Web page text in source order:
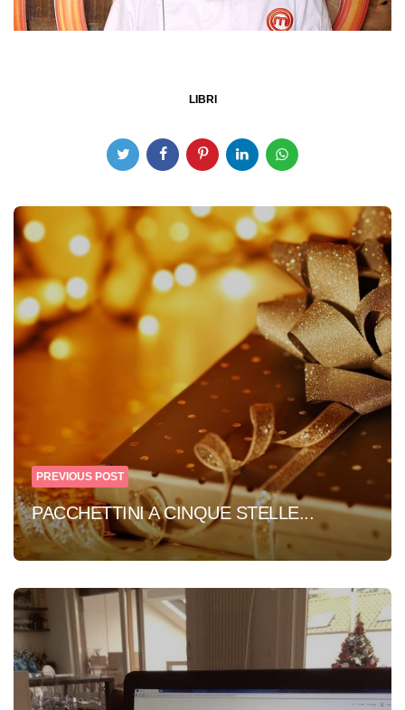
LIBRI
Post
navigation
PREVIOUS POST
PACCHETTINI A CINQUE STELLE...